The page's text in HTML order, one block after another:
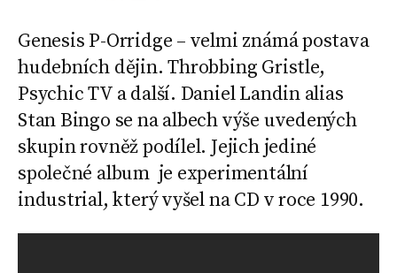
Genesis P-Orridge – velmi známá postava
hudebních dějin. Throbbing Gristle,
Psychic TV a další. Daniel Landin alias
Stan Bingo se na albech výše uvedených
skupin rovněž podílel. Jejich jediné
společné album je experimentální
industrial, který vyšel na CD v roce 1990.